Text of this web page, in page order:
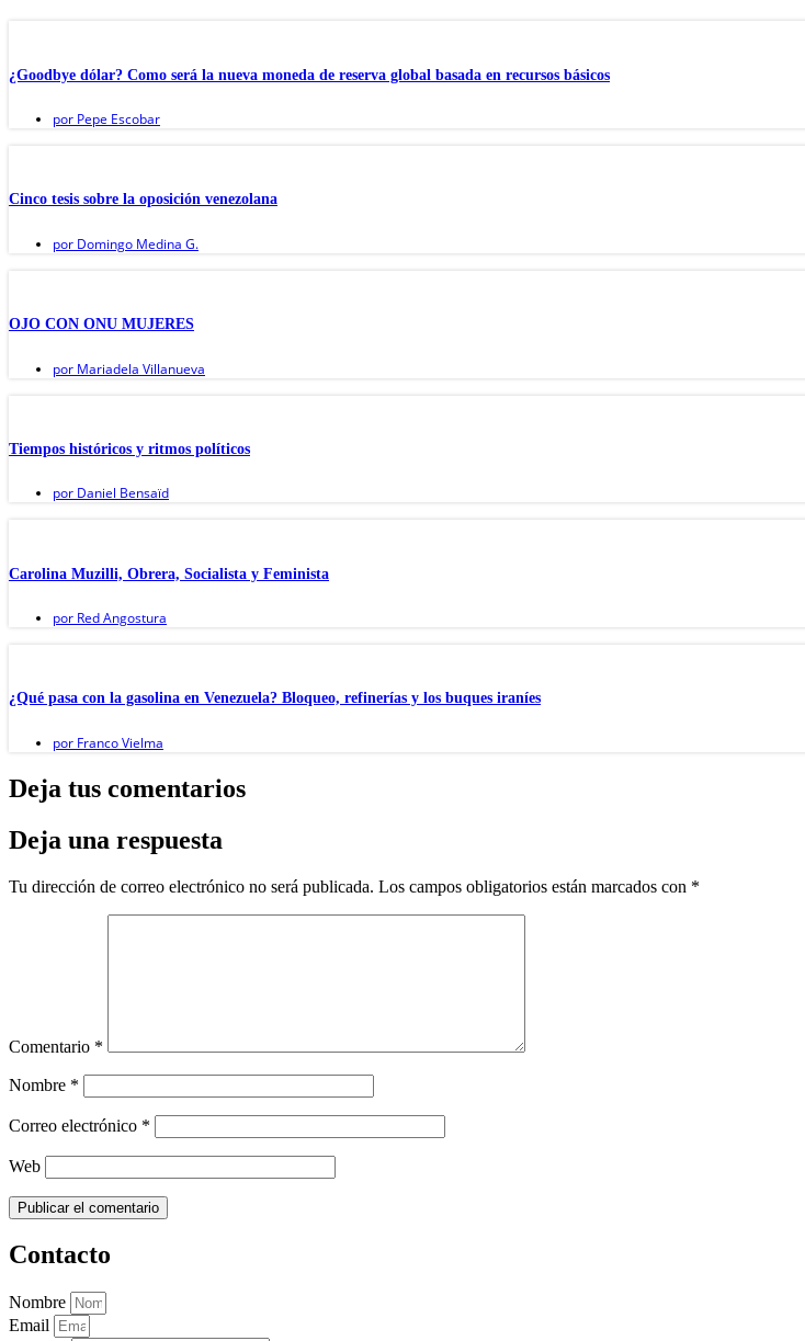
¿Goodbye dólar? Como será la nueva moneda de reserva global basada en recursos básicos
por Pepe Escobar
Cinco tesis sobre la oposición venezolana
por Domingo Medina G.
OJO CON ONU MUJERES
por Mariadela Villanueva
Tiempos históricos y ritmos políticos
por Daniel Bensaïd
Carolina Muzilli, Obrera, Socialista y Feminista
por Red Angostura
¿Qué pasa con la gasolina en Venezuela? Bloqueo, refinerías y los buques iraníes
por Franco Vielma
Deja tus comentarios
Deja una respuesta
Tu dirección de correo electrónico no será publicada. Los campos obligatorios están marcados con *
Comentario *
Nombre *
Correo electrónico *
Web
Contacto
Nombre
Email